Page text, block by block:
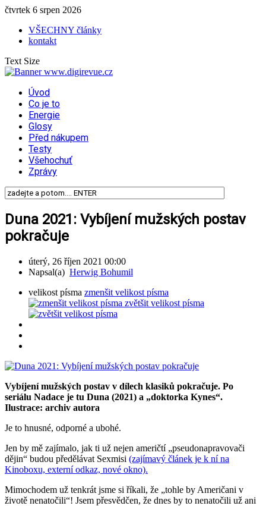
čtvrtek 6 srpen 2026
VŠECHNY články
kontakt
Text Size
Úvod
Co je to
Energie
Glosy
Před nákupem
Testy
Všehochuť
Zprávy
Duna 2021: Vybíjení mužských postav
pokračuje
úterý, 26 říjen 2021 00:00
Napsal(a) Herwig Bohumil
velikost písma zmenšit velikost písma
zvětšit velikost písma
Vybíjení mužských postav v dílech klasiků pokračuje. Po
seriálu Nadace je tu Duna (2021) a „doktorka Kynes“.
Ilustrace: archiv autora
Je to hnusné, odporné a ubohé.
Jen by mě zajímalo, jak ti už nejen američtí „pseudonapravovači
dějin“ budou předělávat Sexmisi (zajímavý článek je k ní na
Kinoboxu, externí odkaz, nové okno).
Mimochodem už tenkrát jsme si říkali, že „tohle by Američani v
životě nenatočili“! Jsem přesvědčen, že dnes by to nenatočili už ani